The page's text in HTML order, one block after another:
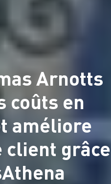
Arnotts
coûts en
améliore
client grâce